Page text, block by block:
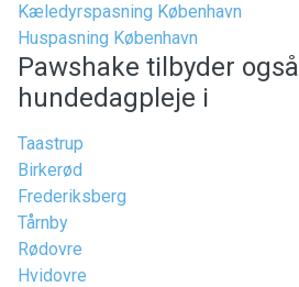
Kæledyrspasning København
Huspasning København
Pawshake tilbyder også
hundedagpleje i
Taastrup
Birkerød
Frederiksberg
Tårnby
Rødovre
Hvidovre